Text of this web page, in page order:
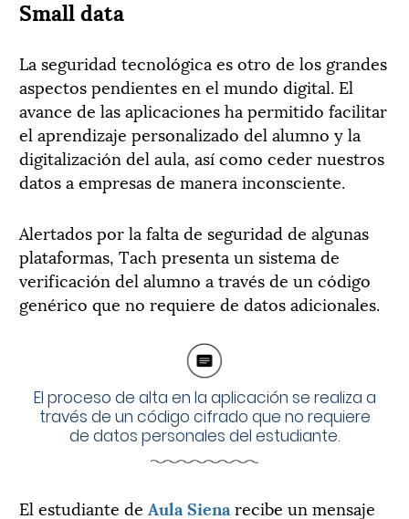
Small data
La seguridad tecnológica es otro de los grandes
aspectos pendientes en el mundo digital. El
avance de las aplicaciones ha permitido facilitar
el aprendizaje personalizado del alumno y la
digitalización del aula, así como ceder nuestros
datos a empresas de manera inconsciente.
Alertados por la falta de seguridad de algunas
plataformas, Tach presenta un sistema de
verificación del alumno a través de un código
genérico que no requiere de datos adicionales.
El proceso de alta en la aplicación se realiza a
través de un código cifrado que no requiere
de datos personales del estudiante.
El estudiante de Aula Siena recibe un mensaje